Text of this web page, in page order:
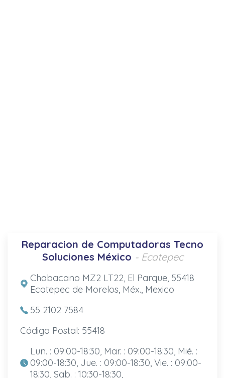
Reparacion de Computadoras Tecno
Soluciones México - Ecatepec
Chabacano MZ2 LT22, El Parque, 55418
Ecatepec de Morelos, Méx., Mexico
55 2102 7584
Código Postal: 55418
Lun. : 09:00-18:30, Mar. : 09:00-18:30, Mié. :
09:00-18:30, Jue. : 09:00-18:30, Vie. : 09:00-
18:30, Sab. : 10:30-18:30,